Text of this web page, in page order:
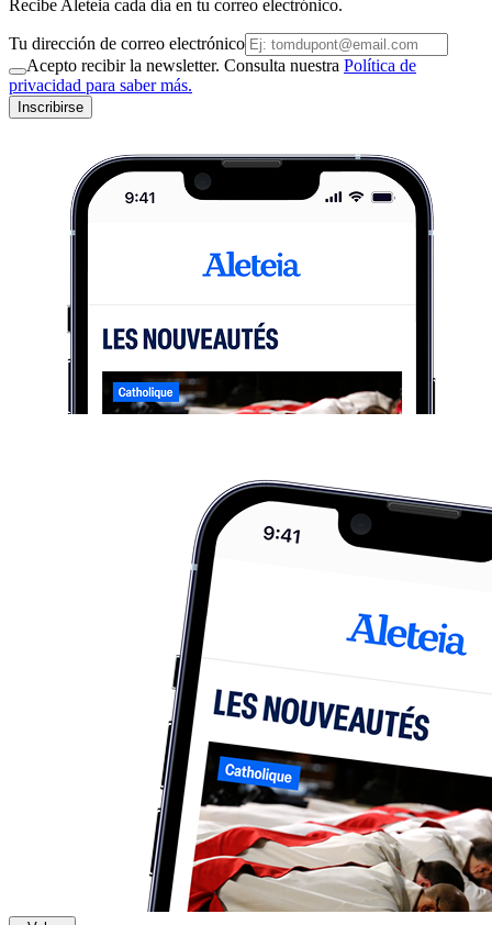
Recibe Aleteia cada día en tu correo electrónico.
Tu dirección de correo electrónico
Acepto recibir la newsletter. Consulta nuestra Política de
privacidad para saber más.
Inscribirse